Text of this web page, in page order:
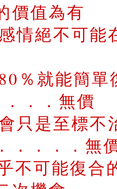
價值為有
情絕不可能
％就能簡
．．無價
只是至標不
．．．．無
不可能復合